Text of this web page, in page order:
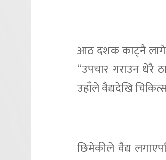
आठ दशक काट्नै
“उपचार गराउन धेरै
उहाँले वैद्यदेखि
छिमेकीले वैद्य